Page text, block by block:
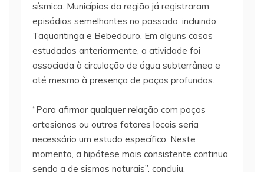
sísmica. Municípios da região já registraram
episódios semelhantes no passado, incluindo
Taquaritinga e Bebedouro. Em alguns casos
estudados anteriormente, a atividade foi
associada à circulação de água subterrânea e
até mesmo à presença de poços profundos.
“Para afirmar qualquer relação com poços
artesianos ou outros fatores locais seria
necessário um estudo específico. Neste
momento, a hipótese mais consistente continua
sendo a de sismos naturais”, concluiu.